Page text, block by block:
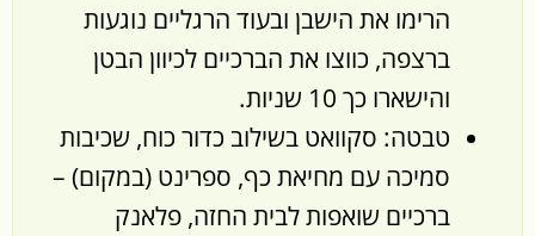
הרימו את הישבן ובעוד הרגליים נוגעות
ברצפה, כווצו את הברכיים לכיוון הבטן
והישארו כך 10 שניות.
טבטה: סקוואט בשילוב כדור כוח, שכיבות
סמיכה עם מחיאת כף, ספרינט (במקום) –
ברכיים שואפות לבית החזה, פלאנק